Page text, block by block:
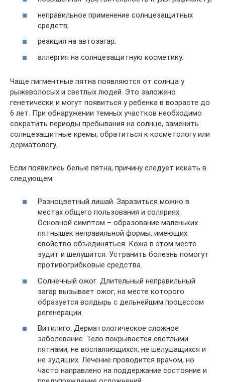
неправильное применение солнцезащитных
средств;
реакция на автозагар;
аллергия на солнцезащитную косметику.
Чаще пигментные пятна появляются от солнца у
рыжеволосых и светлых людей. Это заложено
генетически и могут появиться у ребенка в возрасте до
6 лет. При обнаружении темных участков необходимо
сократить периоды пребывания на солнце, заменить
солнцезащитные кремы, обратиться к косметологу или
дерматологу.
Если появились белые пятна, причину следует искать в
следующем:
Разноцветный лишай. Заразиться можно в
местах общего пользования и соляриях.
Основной симптом – образование маленьких
пятнышек неправильной формы, имеющих
свойство объединяться. Кожа в этом месте
зудит и шелушится. Устранить болезнь помогут
противогрибковые средства.
Солнечный ожог. Длительный неправильный
загар вызывает ожог, на месте которого
образуется волдырь с дельнейшим процессом
регенерации.
Витилиго. Дерматологическое сложное
заболевание. Тело покрывается светлыми
пятнами, не воспаляющихся, не шелушащихся и
не зудящих. Лечение проводится врачом, но
часто направлено на поддержание состояние и